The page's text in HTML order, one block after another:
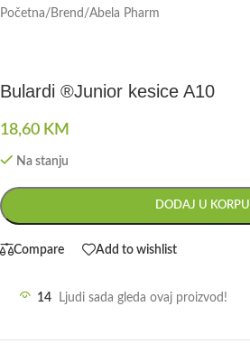
Početna/ Brend /Abela Pharm
Bulardi ®Junior kesice A10
18,60 KM
Na stanju
DODAJ U KORPU
Compare Add to wishlist
14 Ljudi sada gleda ovaj proizvod!